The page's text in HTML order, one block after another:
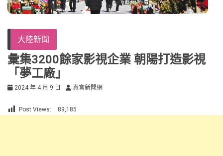
大陸新聞
彙集3200餘家影視企業 朝陽打造影視
「夢工廠」
2024 年 4 月 9 日 真言新聞網
Post Views: 89,185